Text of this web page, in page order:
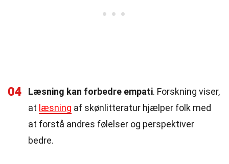
04 Læsning kan forbedre empati. Forskning viser,
at læsning af skønlitteratur hjælper folk med
at forstå andres følelser og perspektiver
bedre.